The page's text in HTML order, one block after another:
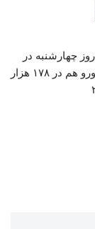
چهارشنبه در
قیمت ۱۵۳ هزار و ۵۰۰ تومان قرار گرفت. قیمت یورو هم در ۱۷۸ هزار